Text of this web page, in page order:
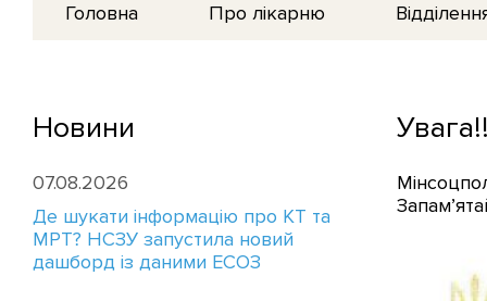
Головна Про лікарню
Новини
07.08.2026
Де шукати інформацію про КТ та
МРТ? НСЗУ запустила новий
дашборд із даними ЕСОЗ